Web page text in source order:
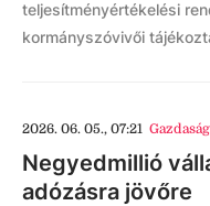
teljesítményértékelési
kormányszóvivői
2026. 06. 05., 07:21 Gazdaság
Negyedmillió
adózásra jövőre